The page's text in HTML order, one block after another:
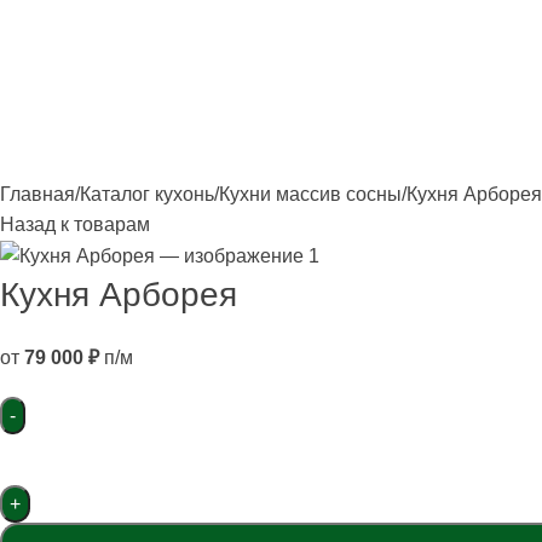
Главная Каталог кухонь Кухни массив сосны Кухня Арборея
Назад к товарам
Кухня Арборея
от 79 000 ₽п/м